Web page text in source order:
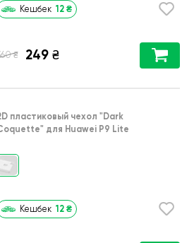
Кешбек 12 ₴
₴ 249 ₴
пластиковый чехол "Dark
для Huawei P9 Lite
Кешбек 12 ₴